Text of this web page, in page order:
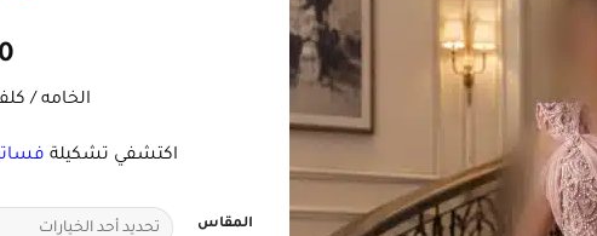
الخامه /
اكتشفي تشكيلة
المقاس